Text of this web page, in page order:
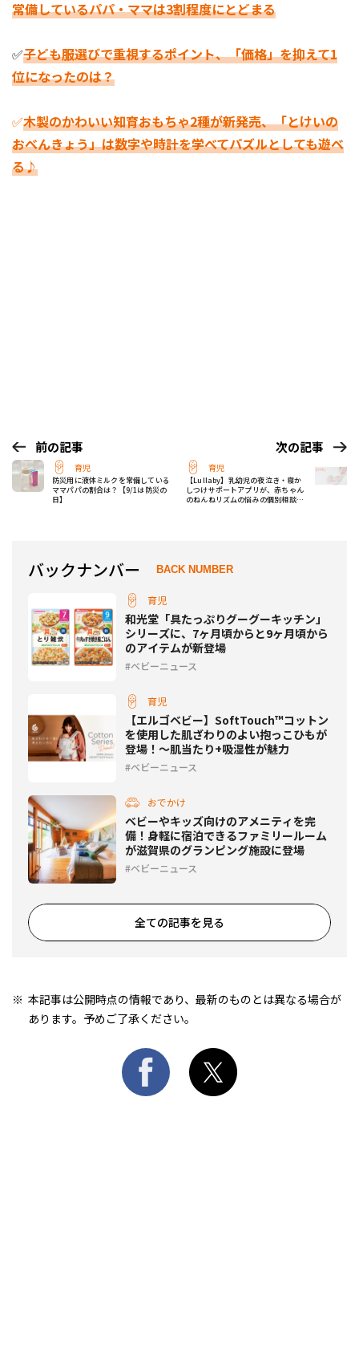
常備しているパパ・ママは3割程度にとどまる
✅子ども服選びで重視するポイント、「価格」を抑えて1
位になったのは？
✅木製のかわいい知育おもちゃ2種が新発売、「とけいの
おべんきょう」は数字や時計を学べてパズルとしても遊べ
る♪
前の記事
育児
防災用に液体ミルクを常備している
ママパパの割合は？【9/1は防災の
日】
次の記事
育児
【Lullaby】乳幼児の夜泣き・寝か
しつけサポートアプリが、赤ちゃん
のねんねリズムの悩みの個別相談会
バックナンバー BACK NUMBER
育児
和光堂「具たっぷりグーグーキッチン」
シリーズに、7ヶ月頃からと9ヶ月頃から
のアイテムが新登場
ベビーニュース
育児
【エルゴベビー】SoftTouch™コットン
を使用した肌ざわりのよい抱っこひもが
登場！〜肌当たり+吸湿性が魅力
ベビーニュース
おでかけ
ベビーやキッズ向けのアメニティを完
備！身軽に宿泊できるファミリールーム
が滋賀県のグランピング施設に登場
ベビーニュース
全ての記事を見る
本記事は公開時点の情報であり、最新のものとは異なる場合が
あります。予めご了承ください。